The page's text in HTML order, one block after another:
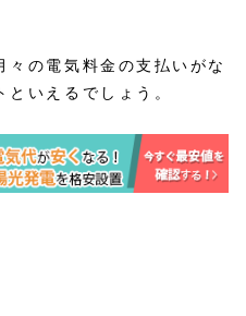
々の電気料金の支払いがな
いえるでしょう。